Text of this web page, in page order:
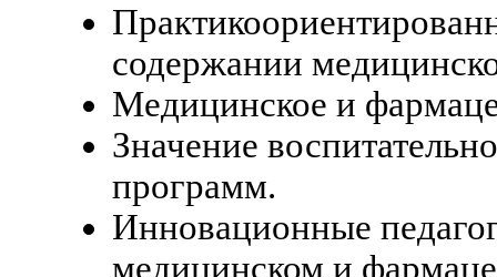
содержании
Медицинское и
Значение
программ.
Инновационные
медицинском и